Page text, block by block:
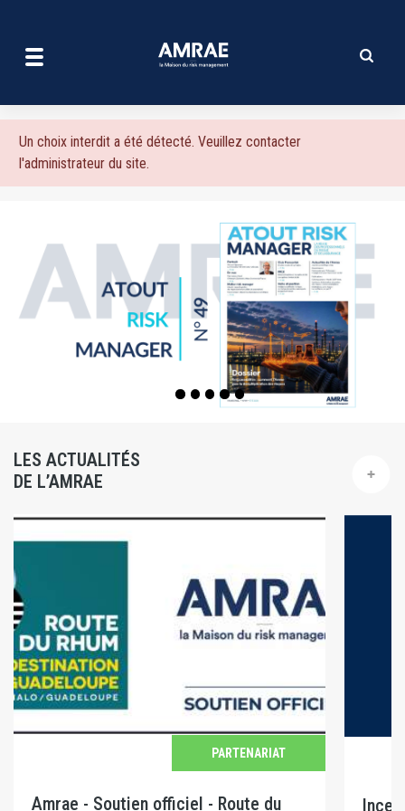
contenu
Message
d'erreur
Un choix interdit a été détecté. Veuillez contacter
l'administrateur du site.
LES ACTUALITÉS
DE L’AMRAE
PARTENARIAT
Amrae - Soutien officiel - Route du